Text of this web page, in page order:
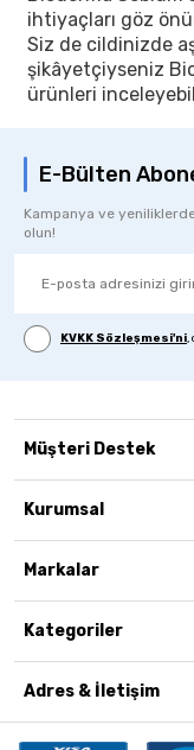
ihtiyaçları göz
Siz de cildinizde
şikâyetçiyseniz
ürünleri
E-Bülten
Kampanya ve
olun!
KVKK Sözleşmesi'ni,
Müşteri Destek
Kurumsal
Markalar
Kategoriler
Adres & İletişim